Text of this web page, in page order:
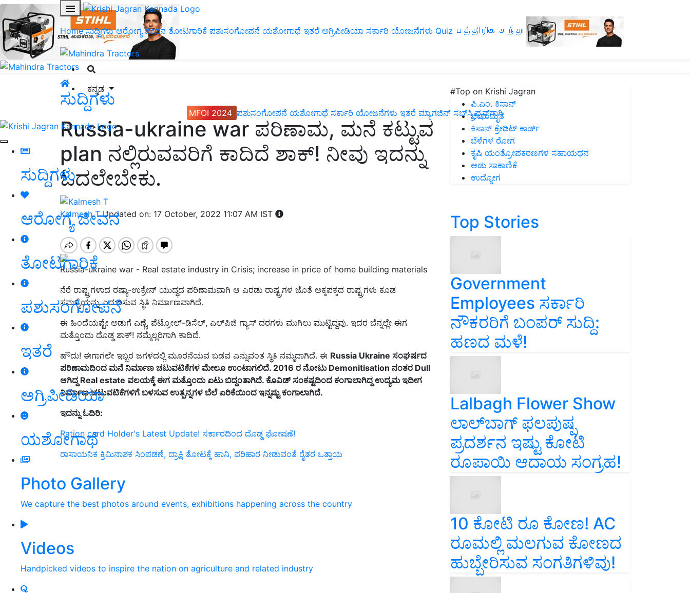
Home ಸುದ್ದಿಗಳು ಆರೋಗ್ಯ ಜೀವನ ತೋಟಗಾರಿಕೆ ಪಶುಸಂಗೋಪನೆ ಯಶೋಗಾಥೆ ಇತರೆ ಅಗ್ರಿಪೀಡಿಯಾ ಸರ್ಕಾರಿ ಯೋಜನೆಗಳು Quiz பத்திரிகை சந்தா
ಕನ್ನಡ
MFOI 2024 ಪಶುಸಂಗೋಪನೆ ಯಶೋಗಾಥೆ ಸರ್ಕಾರಿ ಯೋಜನೆಗಳು ಇತರೆ ಮ್ಯಾಗಜಿನ್‌ ಸಬ್‌ಸ್ಕ್ರಿಪ್ಷನ್‌ಗಾಗಿ
ಸುದ್ದಿಗಳು
ಆರೋಗ್ಯ ಜೀವನ
ತೋಟಗಾರಿಕೆ
ಪಶುಸಂಗೋಪನೆ
ಇತರೆ
ಅಗ್ರಿಪೀಡಿಯಾ
ಯಶೋಗಾಥೆ
Photo Gallery
We capture the best photos around events, exhibitions happening across the country
Videos
Handpicked videos to inspire the nation on agriculture and related industry
ಸುದ್ದಿಗಳು
Russia-ukraine war ಪರಿಣಾಮ, ಮನೆ ಕಟ್ಟುವ
plan ನಲ್ಲಿರುವವರಿಗೆ ಕಾದಿದೆ ಶಾಕ್! ನೀವು ಇದನ್ನು
ಓದಲೇಬೇಕು.
Kalmesh TUpdated on: 17 October, 2022 11:07 AM IST
Russia-ukraine war - Real estate industry in Crisis; increase in price of home building materials
ನೆರೆ ರಾಷ್ಟ್ರಗಳಾದ ರಷ್ಯಾ-ಉಕ್ರೇನ್‌ ಯುದ್ಧದ ಪರಿಣಾಮವಾಗಿ ಆ ಎರಡು ರಾಷ್ಟ್ರಗಳ ಜೊತೆ ಅಕ್ಕಪಕ್ಕದ ರಾಷ್ಟ್ರಗಳು ಕೂಡ
ಸಮಸ್ಯೆಯನ್ನು ಎದುರಿಸುವ ಸ್ಥಿತಿ ನಿರ್ಮಾಣವಾಗಿದೆ.
ಈ ಹಿಂದೆಯಷ್ಟೇ ಅಡುಗೆ ಎಣ್ಣೆ, ಪೆಟ್ರೋಲ್‌-ಡಿಸೆಲ್‌, ಎಲ್‌ಪಿಜಿ ಗ್ಯಾಸ್‌ ದರಗಳು ಮುಗಿಲು ಮುಟ್ಟಿದ್ದವು. ಇದರ ಬೆನ್ನಲ್ಲೇ ಈಗ
ಮತ್ತೊಂದು ದೊಡ್ಡ ಶಾಕ್‌! ನಮ್ಮೆಲ್ಲರಿಗಾಗಿ ಕಾದಿದೆ.
ಹೌದು! ಈಗಾಗಲೇ ಇಬ್ಬರ ಜಗಳದಲ್ಲಿ ಮೂರನೆಯವ ಬಡವ ಎನ್ನುವಂತ ಸ್ಥಿತಿ ನಮ್ಮದಾಗಿದೆ. ಈ Russia Ukraine ಸಂಘರ್ಷದ
ಪರಿಣಾಮದಿಂದ ಮನೆ ನಿರ್ಮಾಣ ಚಟುವಟಿಕೆಗಳ ಮೇಲೂ ಉಂಟಾಗಲಿದೆ. 2016 ರ ನೋಟು Demonitisation ನಂತರ Dull
ಆಗಿದ್ದ Real estate ವಲಯಕ್ಕೆ ಈಗ ಮತ್ತೊಂದುಏಟುಬಿದ್ದಂತಾಗಿದೆ. ಕೊವಿಡ್ ಸಂಕಷ್ಟದಿಂದ ಕಂಗಾಲಾಗಿದ್ದ ಉದ್ಯಮ ಇದೀಗ
ನಿರ್ಮಾಣ ಚಟುವಟಿಕೆಗಳಿಗೆ ಬಳಸುವ ಉತ್ಪನ್ನಗಳ ಬೆಲೆ ಏರಿಕೆಯಿಂದ ಇನ್ನಷ್ಟುಕಂಗಾಲಾಗಿದೆ.
ಇದನ್ನು ಓದಿರಿ:
Ration card Holder's Latest Update! ಸರ್ಕಾರದಿಂದ ದೊಡ್ಡ ಘೋಷಣೆ!
ರಾಸಾಯನಿಕ ಕ್ರಿಮಿನಾಶಕ ಸಿಂಪಡಣೆ, ದ್ರಾಕ್ಷಿ ತೋಟಕ್ಕೆ ಹಾನಿ, ಪರಿಹಾರ ನೀಡುವಂತೆ ರೈತರ ಒತ್ತಾಯ
#Top on Krishi Jagran
ಪಿ.ಎಂ. ಕಿಸಾನ್
ಜೀವಾಮೃತ
ಕಿಸಾನ್ ಕ್ರೇಡಿಟ್ ಕಾರ್ಡ್
ಬೆಳೆಗಳ ರೋಗ
ಕೃಷಿ ಯಂತ್ರೋಪಕರಣಗಳ ಸಹಾಯಧನ
ಆಡು ಸಾಕಾಣಿಕೆ
ಉದ್ಯೋಗ
Top Stories
Government
Employees ಸರ್ಕಾರಿ
ನೌಕರರಿಗೆ ಬಂಪರ್‌ ಸುದ್ದಿ:
ಹಣದ ಮಳೆ!
Lalbagh Flower Show
ಲಾಲ್‌ಬಾಗ್ ಫಲಪುಷ್ಪ
ಪ್ರದರ್ಶನ ಇಷ್ಟು ಕೋಟಿ
ರೂಪಾಯಿ ಆದಾಯ ಸಂಗ್ರಹ!
10 ಕೋಟಿ ರೂ ಕೋಣ! AC
ರೂಮಲ್ಲಿ ಮಲಗುವ ಕೋಣದ
ಹುಬ್ಬೇರಿಸುವ ಸಂಗತಿಗಳಿವು!